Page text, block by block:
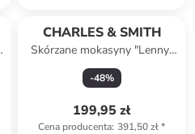
CHARLES & SMITH
Skórzane mokasyny "Lenny"
w kolorze czarnym
-48%
199,95 zł
Cena producenta: 391,50 zł*